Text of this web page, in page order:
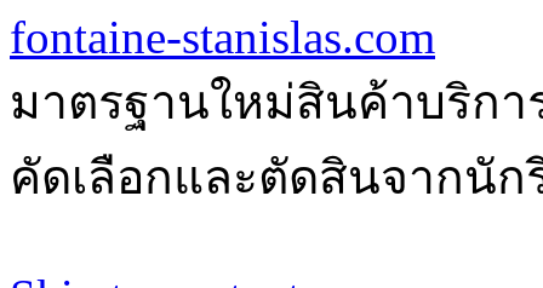
fontaine-stanislas.com
มาตรฐานใหม่สินค้าบริกา
คัดเลือกและตัดสินจากนั